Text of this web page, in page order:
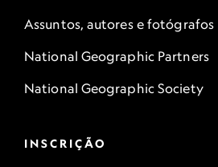
Assuntos, autores e fotógrafos
National Geographic Partners
National Geographic Society
INSCRIÇÃO